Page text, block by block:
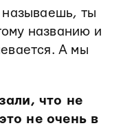
называешь, ты
названию и
А мы
что не
не очень в